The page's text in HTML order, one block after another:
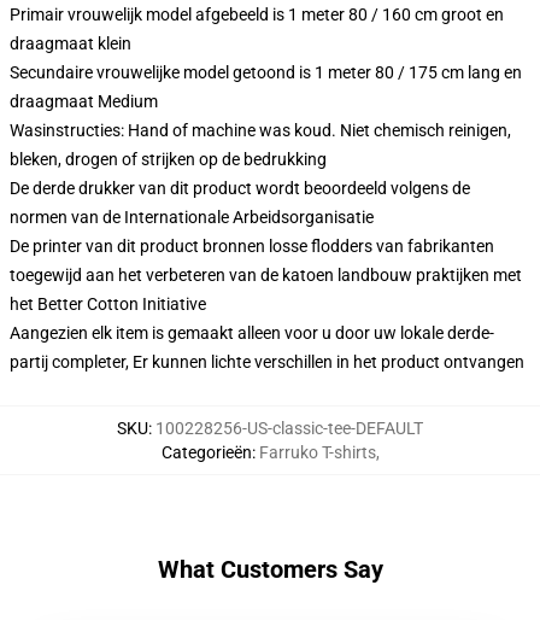
Primair vrouwelijk model afgebeeld is 1 meter 80 / 160 cm groot en
draagmaat klein
Secundaire vrouwelijke model getoond is 1 meter 80 / 175 cm lang en
draagmaat Medium
Wasinstructies: Hand of machine was koud. Niet chemisch reinigen,
bleken, drogen of strijken op de bedrukking
De derde drukker van dit product wordt beoordeeld volgens de
normen van de Internationale Arbeidsorganisatie
De printer van dit product bronnen losse flodders van fabrikanten
toegewijd aan het verbeteren van de katoen landbouw praktijken met
het Better Cotton Initiative
Aangezien elk item is gemaakt alleen voor u door uw lokale derde-
partij completer, Er kunnen lichte verschillen in het product ontvangen
SKU: 100228256-US-classic-tee-DEFAULT
Categorieën: Farruko T-shirts,
What Customers Say